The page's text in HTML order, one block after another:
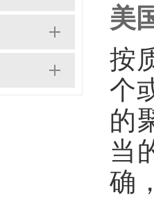
美
按
个
的
当
确